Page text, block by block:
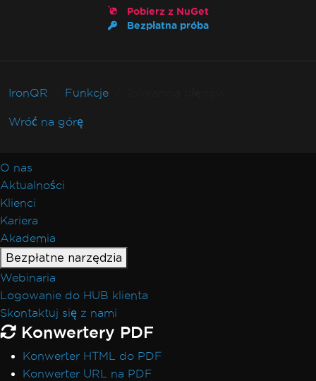
Pobierz z NuGet
Bezpłatna próba
IronQR Funkcje
Wróć na górę
O nas
Aktualności
Klienci
Kariera
Akademia
Bezpłatne narzędzia
Webinaria
Logowanie do HUB klienta
Skontaktuj się z nami
Konwertery PDF
Konwerter HTML do PDF
Konwerter URL na PDF